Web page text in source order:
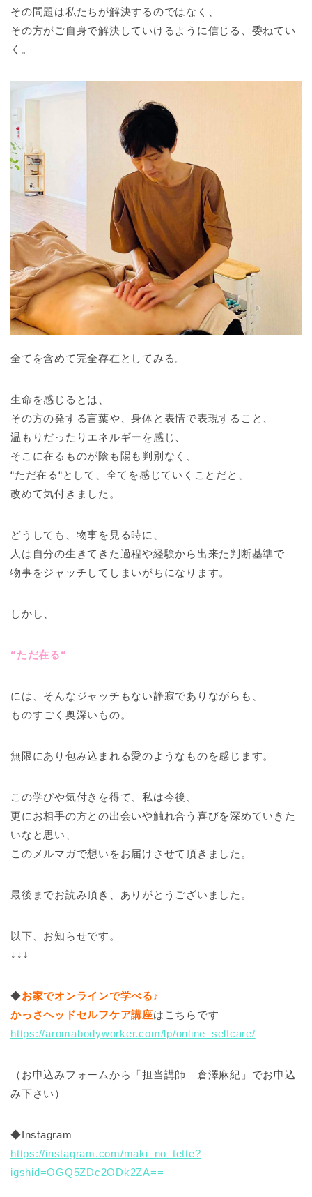
その問題は私たちが解決するのではなく、
その方がご自身で解決していけるように信じる、委ねてい
く。
全てを含めて完全存在としてみる。
生命を感じるとは、
その方の発する言葉や、身体と表情で表現すること、
温もりだったりエネルギーを感じ、
そこに在るものが陰も陽も判別なく、
“ただ在る“として、全てを感じていくことだと、
改めて気付きました。
どうしても、物事を見る時に、
人は自分の生きてきた過程や経験から出来た判断基準で
物事をジャッチしてしまいがちになります。
しかし、
“ただ在る“
には、そんなジャッチもない静寂でありながらも、
ものすごく奥深いもの。
無限にあり包み込まれる愛のようなものを感じます。
この学びや気付きを得て、私は今後、
更にお相手の方との出会いや触れ合う喜びを深めていきた
いなと思い、
このメルマガで想いをお届けさせて頂きました。
最後までお読み頂き、ありがとうございました。
以下、お知らせです。
↓↓↓
◆お家でオンラインで学べる♪
かっさヘッドセルフケア講座はこちらです
https://aromabodyworker.com/lp/online_selfcare/
（お申込みフォームから「担当講師 倉澤麻紀」でお申込
み下さい）
◆Instagram
https://instagram.com/maki_no_tette?
igshid=OGQ5ZDc2ODk2ZA==